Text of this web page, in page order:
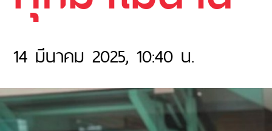
14 มีนาคม 2025, 10:40 น.